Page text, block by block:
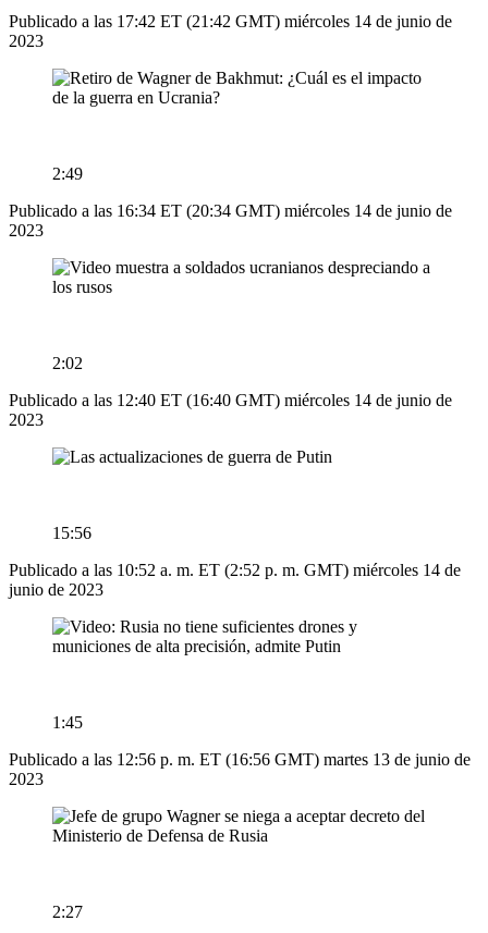
Publicado a las 17:42 ET (21:42 GMT) miércoles 14 de junio de
2023
2:49
Publicado a las 16:34 ET (20:34 GMT) miércoles 14 de junio de
2023
2:02
Publicado a las 12:40 ET (16:40 GMT) miércoles 14 de junio de
2023
15:56
Publicado a las 10:52 a. m. ET (2:52 p. m. GMT) miércoles 14 de
junio de 2023
1:45
Publicado a las 12:56 p. m. ET (16:56 GMT) martes 13 de junio de
2023
2:27